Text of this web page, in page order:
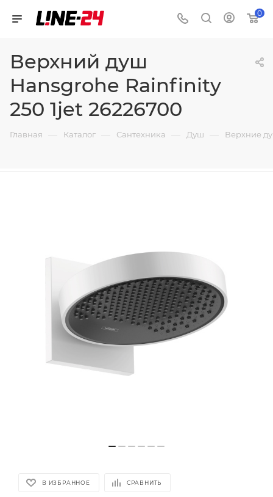
0
Верхний душ
Hansgrohe Rainfinity
250 1jet 26226700
Главная — Каталог — Сантехника — Душ — Верхние
В ИЗБРАННОЕ СРАВНИТЬ